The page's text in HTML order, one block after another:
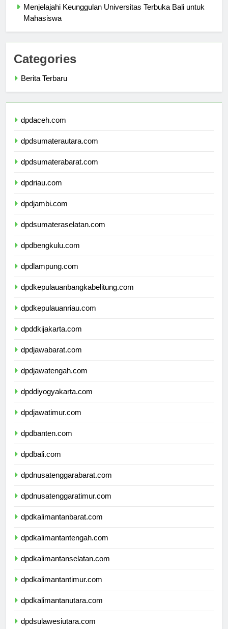
Menjelajahi Keunggulan Universitas Terbuka Bali untuk
Categories